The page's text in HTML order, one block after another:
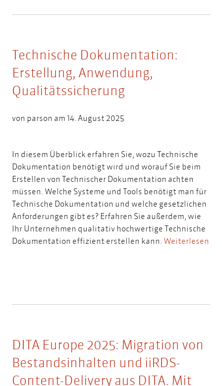
Technische Dokumentation:
Erstellung, Anwendung,
Qualitätssicherung
von parson am 14. August 2025
In diesem Überblick erfahren Sie, wozu Technische
Dokumentation benötigt wird und worauf Sie beim
Erstellen von Technischer Dokumentation achten
müssen. Welche Systeme und Tools benötigt man für
Technische Dokumentation und welche gesetzlichen
Anforderungen gibt es? Erfahren Sie außerdem, wie
Ihr Unternehmen qualitativ hochwertige Technische
Dokumentation effizient erstellen kann. Weiterlesen
DITA Europe 2025: Migration von
Bestandsinhalten und iiRDS-
Content-Delivery aus DITA. Mit